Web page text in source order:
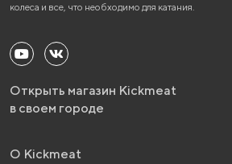
колеса и все, что необходимо для катания.
Открыть магазин Kickmeat
в своем городе
О Kickmeat